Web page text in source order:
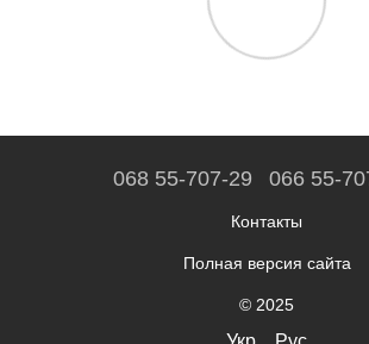
068 55-707-29 066 55-
Контакты
Полная версия сайта
© 2025